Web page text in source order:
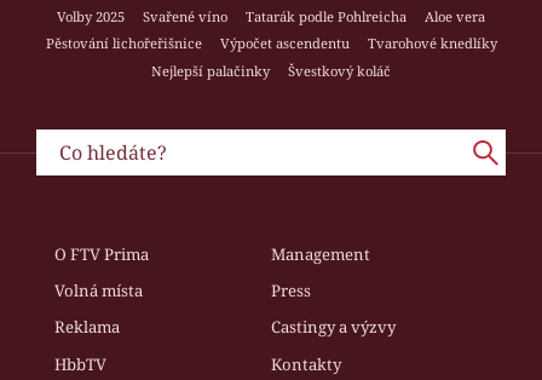
Volby 2025
Svařené víno Tatarák podle Pohlreicha
Aloe vera
Pěstování lichořeřišnice
Výpočet ascendentu
Tvarohové knedlíky
Nejlepší palačinky
Švestkový koláč
O FTV Prima
Management
Volná místa
Press
Reklama
Castingy a výzvy
HbbTV
Kontakty